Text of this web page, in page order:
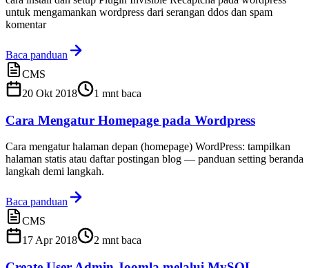
untuk mengamankan wordpress dari serangan ddos dan spam
komentar
Baca panduan
CMS
20 Okt 2018
1 mnt baca
Cara Mengatur Homepage pada Wordpress
Cara mengatur halaman depan (homepage) WordPress: tampilkan
halaman statis atau daftar postingan blog — panduan setting beranda
langkah demi langkah.
Baca panduan
CMS
17 Apr 2018
2 mnt baca